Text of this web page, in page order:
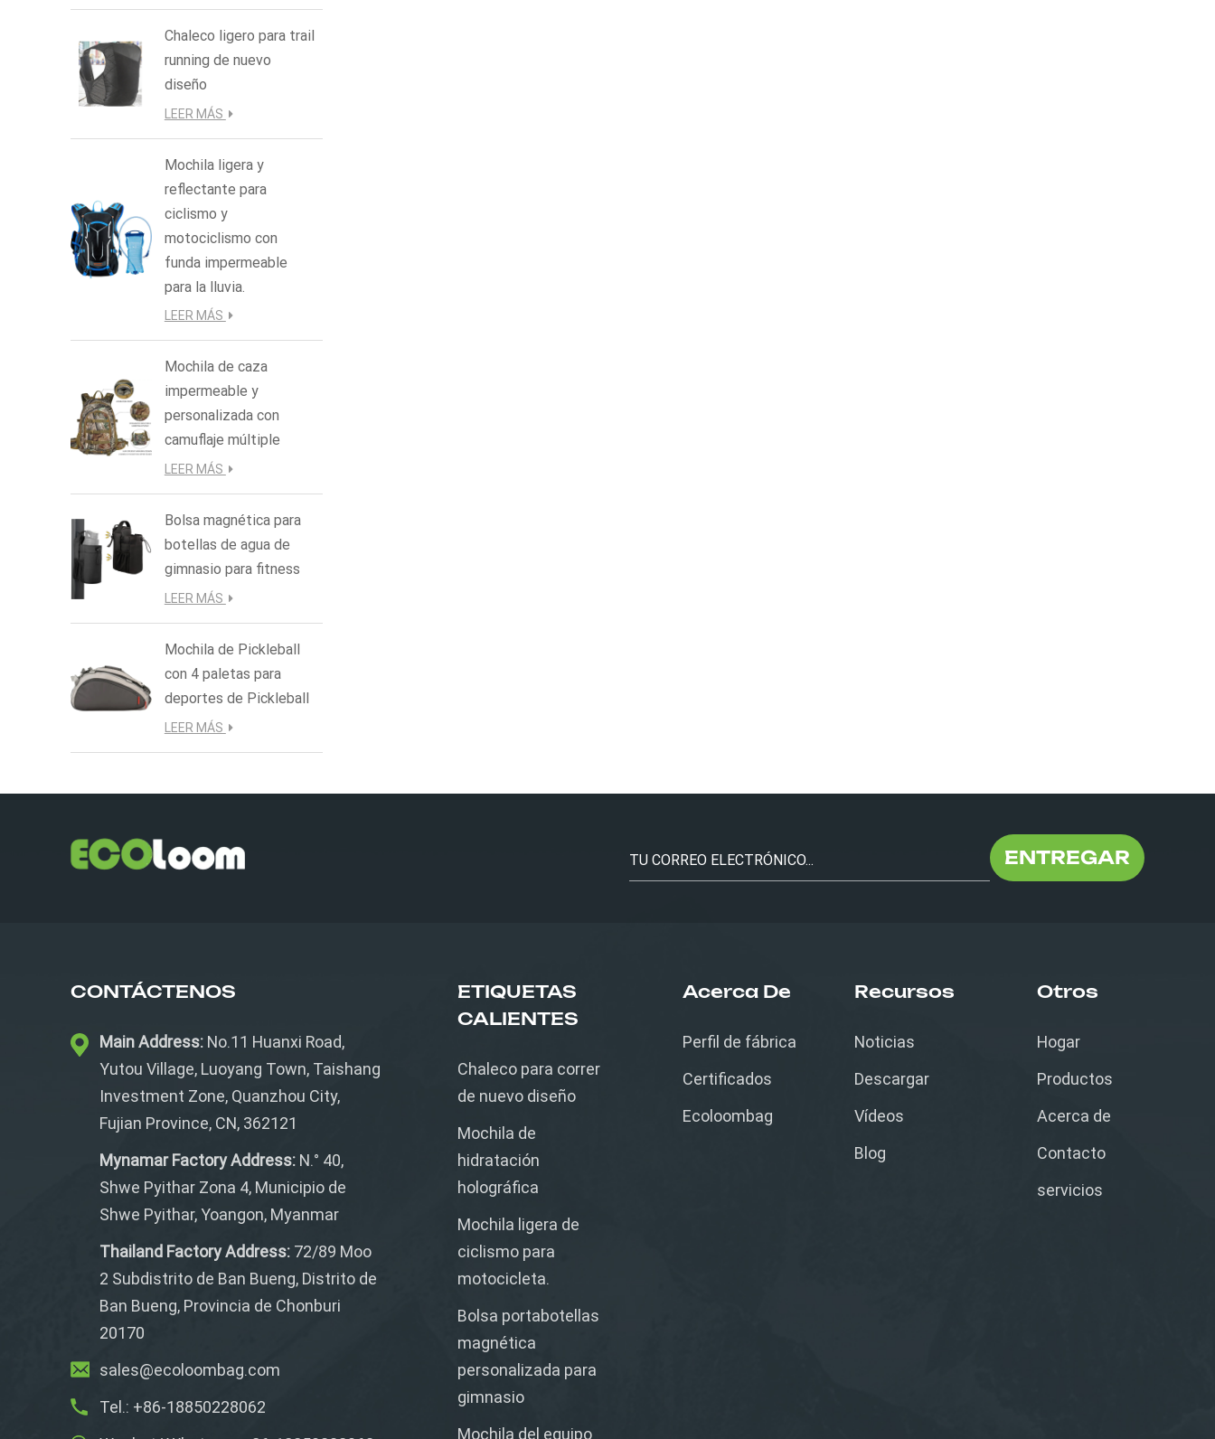
Chaleco ligero para trail
running de nuevo
diseño
LEER MÁS
Mochila ligera y
reflectante para
ciclismo y
motociclismo con
funda impermeable
para la lluvia.
LEER MÁS
Mochila de caza
impermeable y
personalizada con
camuflaje múltiple
LEER MÁS
Bolsa magnética para
botellas de agua de
gimnasio para fitness
LEER MÁS
Mochila de Pickleball
con 4 paletas para
deportes de Pickleball
LEER MÁS
ENTREGAR
CONTÁCTENOS
Main Address: No.11 Huanxi Road,
Yutou Village, Luoyang Town, Taishang
Investment Zone, Quanzhou City,
Fujian Province, CN, 362121
Mynamar Factory Address: N.° 40,
Shwe Pyithar Zona 4, Municipio de
Shwe Pyithar, Yoangon, Myanmar
Thailand Factory Address: 72/89 Moo
2 Subdistrito de Ban Bueng, Distrito de
Ban Bueng, Provincia de Chonburi
20170
sales@ecoloombag.com
Tel.: +86-18850228062
ETIQUETAS
CALIENTES
Chaleco para correr
de nuevo diseño
Mochila de
hidratación
holográfica
Mochila ligera de
ciclismo para
motocicleta.
Bolsa portabotellas
magnética
personalizada para
gimnasio
Mochila del equipo
Acerca De
Perfil de fábrica
Certificados
Ecoloombag
Recursos
Noticias
Descargar
Vídeos
Blog
Otros
Hogar
Productos
Acerca de
Contacto
servicios